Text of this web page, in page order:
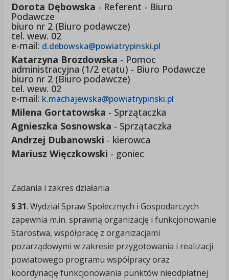
Dorota Dębowska - Referent - Biuro
Podawcze
biuro nr 2 (Biuro podawcze)
tel. wew. 02
e-mail: d.debowska@powiatrypinski.pl
Katarzyna Brozdowska - Pomoc
administracyjna (1/2 etatu) - Biuro Podawcze
biuro nr 2 (Biuro podawcze)
tel. wew. 02
e-mail: k.machajewska@powiatrypinski.pl
Milena Gortatowska - Sprzątaczka
Agnieszka Sosnowska - Sprzątaczka
Andrzej Dubanowski - kierowca
Mariusz Więczkowski - goniec
Zadania i zakres działania
§ 31. Wydział Spraw Społecznych i Gospodarczych
zapewnia m.in. sprawną organizację i funkcjonowanie
Starostwa, współpracę z organizacjami
pozarządowymi w zakresie przygotowania i realizacji
powiatowego programu współpracy oraz
koordynację funkcjonowania punktów nieodpłatnej